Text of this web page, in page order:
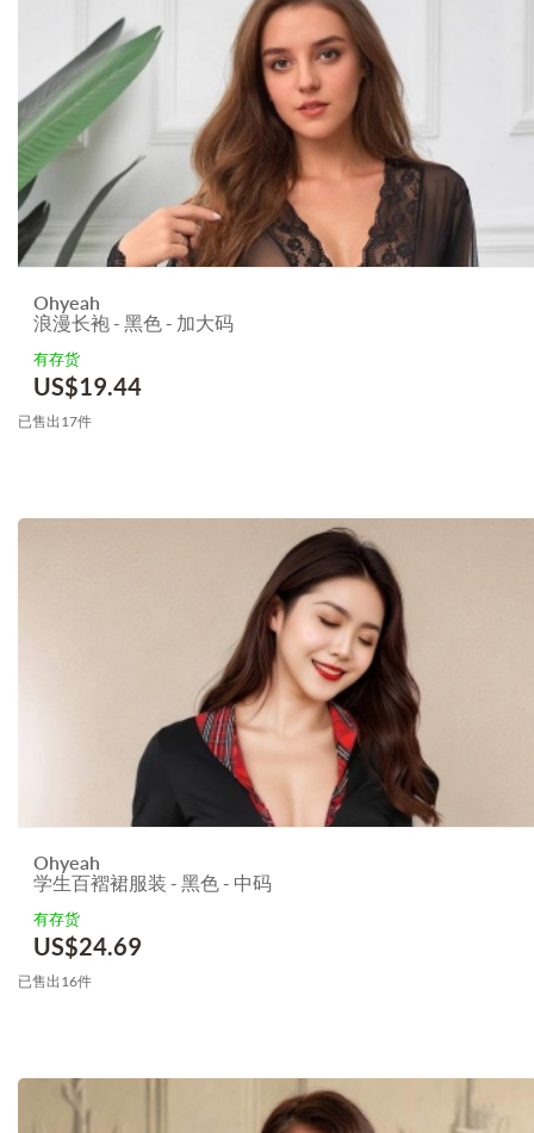
Ohyeah
浪漫长袍 - 黑色 - 加大码
有存货
US$19.44
已售出17件
Ohyeah
学生百褶裙服装 - 黑色 - 中码
有存货
US$24.69
已售出16件